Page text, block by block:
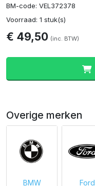
BM-code: VEL372378
Voorraad: 1 stuk(s)
€ 49,50 (inc. BTW)
Overige merken
BMW Ford